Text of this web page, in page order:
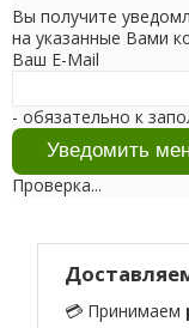
Вы получите
на указанные Вами
Ваш E-Mail
- обязательно к
Проверка...
💳 Принимаем